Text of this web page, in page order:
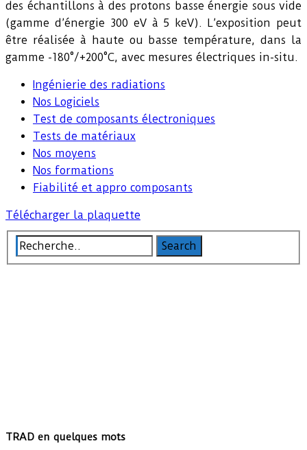
des échantillons à des protons basse énergie sous vide
(gamme d’énergie 300 eV à 5 keV). L’exposition peut
être réalisée à haute ou basse température, dans la
gamme -180°/+200°C, avec mesures électriques in-situ.
Ingénierie des radiations
Nos Logiciels
Test de composants électroniques
Tests de matériaux
Nos moyens
Nos formations
Fiabilité et appro composants
Télécharger la plaquette
TRAD en quelques mots